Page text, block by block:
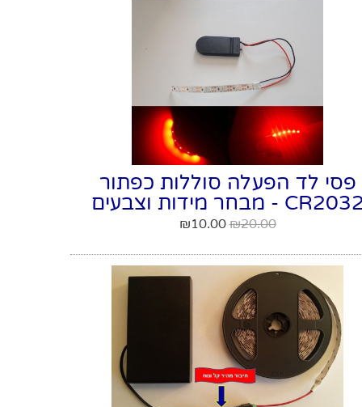
פסי לד הפעלה סוללות כפתור
CR2032 - מבחר מידות וצבעים
₪20.00
₪10.00